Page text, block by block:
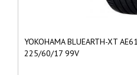
YOKOHAMA BLUEARTH-XT AE61
225/60/17 99V